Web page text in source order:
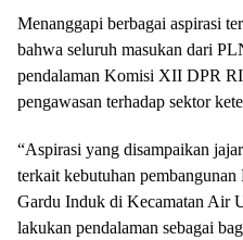
Menanggapi berbagai aspirasi
bahwa seluruh masukan dari
pendalaman Komisi XII DPR
pengawasan terhadap sektor
“Aspirasi yang disampaikan
terkait kebutuhan
Gardu Induk di Kecamatan Air
lakukan pendalaman sebagai